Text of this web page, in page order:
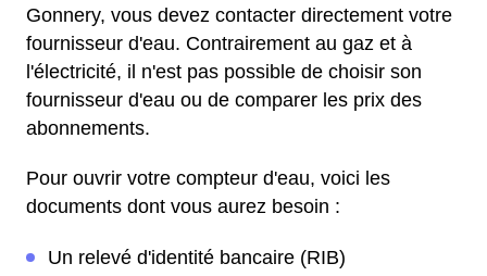
Gonnery, vous devez contacter directement votre
fournisseur d'eau. Contrairement au gaz et à
l'électricité, il n'est pas possible de choisir son
fournisseur d'eau ou de comparer les prix des
abonnements.
Pour ouvrir votre compteur d'eau, voici les
documents dont vous aurez besoin :
Un relevé d'identité bancaire (RIB)